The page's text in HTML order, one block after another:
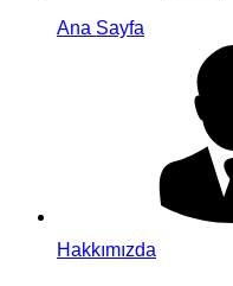
Ana Sayfa
Hakkımızda